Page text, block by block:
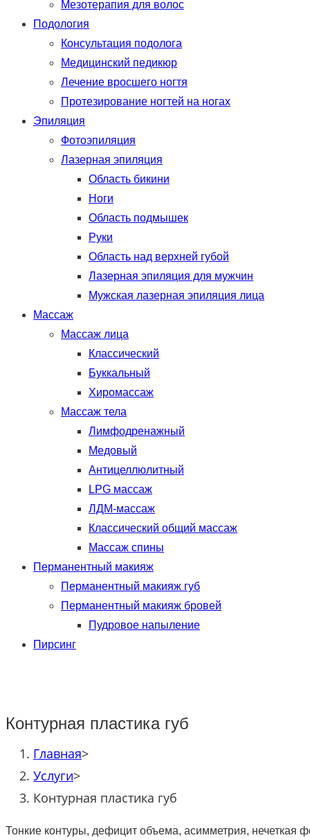
Мезотерапия для волос
Подология
Консультация подолога
Медицинский педикюр
Лечение вросшего ногтя
Протезирование ногтей на ногах
Эпиляция
Фотоэпиляция
Лазерная эпиляция
Область бикини
Ноги
Область подмышек
Руки
Область над верхней губой
Лазерная эпиляция для мужчин
Мужская лазерная эпиляция лица
Массаж
Массаж лица
Классический
Буккальный
Хиромассаж
Массаж тела
Лимфодренажный
Медовый
Антицеллюлитный
LPG массаж
ЛДМ-массаж
Классический общий массаж
Массаж спины
Перманентный макияж
Перманентный макияж губ
Перманентный макияж бровей
Пудровое напыление
Пирсинг
Контурная пластика губ
Главная>
Услуги>
Контурная пластика губ
Тонкие контуры, дефицит объема, асимметрия, нечеткая